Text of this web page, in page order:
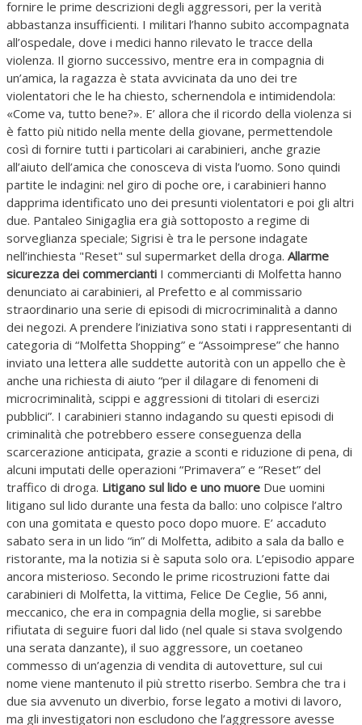
fornire le prime descrizioni degli aggressori, per la verità
abbastanza insufficienti. I militari l’hanno subito accompagnata
all’ospedale, dove i medici hanno rilevato le tracce della
violenza. Il giorno successivo, mentre era in compagnia di
un’amica, la ragazza è stata avvicinata da uno dei tre
violentatori che le ha chiesto, schernendola e intimidendola:
«Come va, tutto bene?». E’ allora che il ricordo della violenza si
è fatto più nitido nella mente della giovane, permettendole
così di fornire tutti i particolari ai carabinieri, anche grazie
all’aiuto dell’amica che conosceva di vista l’uomo. Sono quindi
partite le indagini: nel giro di poche ore, i carabinieri hanno
dapprima identificato uno dei presunti violentatori e poi gli altri
due. Pantaleo Sinigaglia era già sottoposto a regime di
sorveglianza speciale; Sigrisi è tra le persone indagate
nell’inchiesta "Reset" sul supermarket della droga. Allarme
sicurezza dei commercianti I commercianti di Molfetta hanno
denunciato ai carabinieri, al Prefetto e al commissario
straordinario una serie di episodi di microcriminalità a danno
dei negozi. A prendere l’iniziativa sono stati i rappresentanti di
categoria di “Molfetta Shopping” e “Assoimprese” che hanno
inviato una lettera alle suddette autorità con un appello che è
anche una richiesta di aiuto “per il dilagare di fenomeni di
microcriminalità, scippi e aggressioni di titolari di esercizi
pubblici”. I carabinieri stanno indagando su questi episodi di
criminalità che potrebbero essere conseguenza della
scarcerazione anticipata, grazie a sconti e riduzione di pena, di
alcuni imputati delle operazioni “Primavera” e “Reset” del
traffico di droga. Litigano sul lido e uno muore Due uomini
litigano sul lido durante una festa da ballo: uno colpisce l’altro
con una gomitata e questo poco dopo muore. E’ accaduto
sabato sera in un lido “in” di Molfetta, adibito a sala da ballo e
ristorante, ma la notizia si è saputa solo ora. L’episodio appare
ancora misterioso. Secondo le prime ricostruzioni fatte dai
carabinieri di Molfetta, la vittima, Felice De Ceglie, 56 anni,
meccanico, che era in compagnia della moglie, si sarebbe
rifiutata di seguire fuori dal lido (nel quale si stava svolgendo
una serata danzante), il suo aggressore, un coetaneo
commesso di un’agenzia di vendita di autovetture, sul cui
nome viene mantenuto il più stretto riserbo. Sembra che tra i
due sia avvenuto un diverbio, forse legato a motivi di lavoro,
ma gli investigatori non escludono che l’aggressore avesse